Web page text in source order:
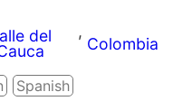
del
,
Colombia
Spanish